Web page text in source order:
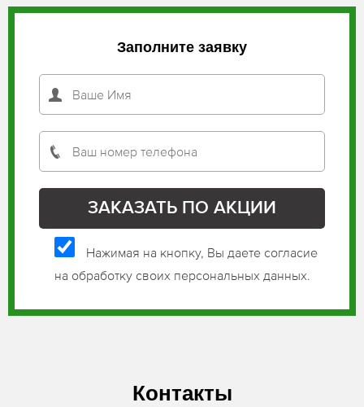
Заполните заявку
Нажимая на кнопку, Вы даете согласие
на обработку своих персональных данных.
Контакты